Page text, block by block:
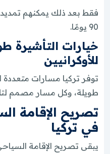
فقط بعد ذلك يمكنهم
90 يومًا.
خيارات التأشيرة
للأوكرانيين
توفر تركيا مسارات متعددة
طويلة، وكل مسار مصمم
تصريح الإقامة
في تركيا
يبقى تصريح الإقامة